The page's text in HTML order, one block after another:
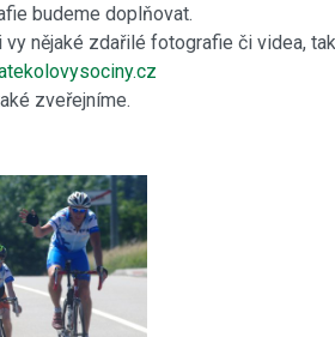
budeme doplňovat.
vy nějaké zdařilé fotografie či videa,
zveřejníme.